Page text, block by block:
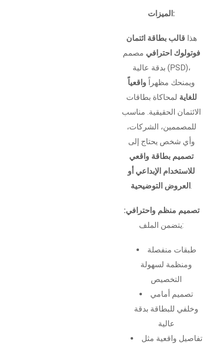
الميزات:
هذا قالب بطاقة ائتمان
فوتولوك احترافي مصمم
بدقة عالية (PSD)،
ويمنحك مظهراً واقعياً
للغاية لمحاكاة بطاقات
الائتمان الحقيقية. مناسب
للمصممين، الشركات،
وأي شخص يحتاج إلى
تصميم بطاقة واقعي
للاستخدام الإبداعي أو
العروض التوضيحية .
تصميم منظم واحترافي:
يتضمن الملف:
طبقات منفصلة
ومنظمة لسهولة
التخصيص
تصميم أمامي
وخلفي للبطاقة بدقة
عالية
تفاصيل واقعية مثل